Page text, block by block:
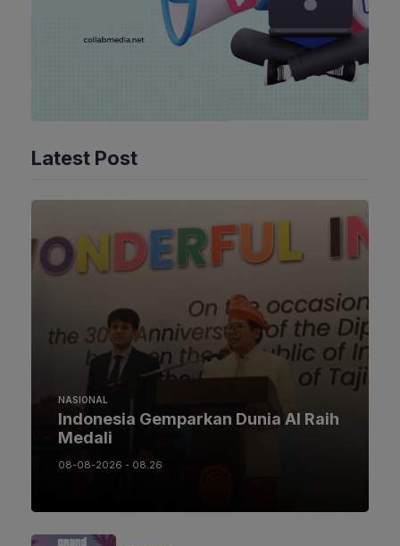
Latest Post
NASIONAL
Indonesia Gemparkan Dunia AI Raih
Medali
08-08-2026 - 08.26